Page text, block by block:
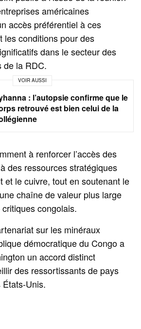
américaines
accès préférentiel à ces
les conditions pour des
dans le secteur des
de la RDC.
VOIR AUSSI
: l’autopsie confirme que le
retrouvé est bien celui de la
à renforcer l’accès des
des ressources stratégiques
et le cuivre, tout en soutenant le
chaîne de valeur plus large
congolais.
sur les minéraux
démocratique du Congo a
un accord distinct
des ressortissants de pays
Unis.